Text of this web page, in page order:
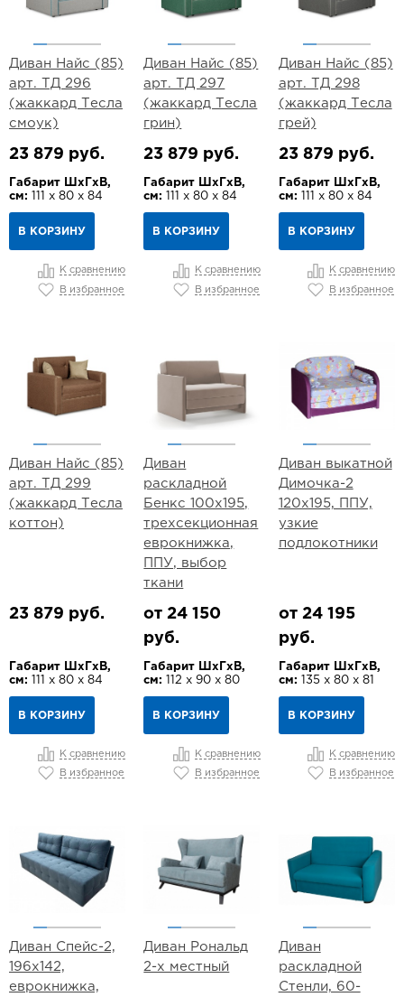
Диван Найс (85)
арт. ТД 296
(жаккард Тесла
смоук)
23 879 руб.
Габарит ШхГхВ,
см: 111 х 80 х 84
В КОРЗИНУ
К сравнению
В избранное
Диван Найс (85)
арт. ТД 297
(жаккард Тесла
грин)
23 879 руб.
Габарит ШхГхВ,
см:
111 х 80 х 84
В КОРЗИНУ
К сравнению
В избранное
Диван Найс (85)
арт. ТД 298
(жаккард Тесла
грей)
23 879 руб.
Габарит ШхГхВ,
см: 111 х 80 х 84
В КОРЗИНУ
К сравнению
В избранное
Диван Найс (85)
арт. ТД 299
(жаккард Тесла
коттон)
23 879 руб.
Габарит ШхГхВ,
см: 111 х 80 х 84
В КОРЗИНУ
К сравнению
В избранное
Диван
раскладной
Бенкс 100х195,
трехсекционная
еврокнижка,
ППУ, выбор
ткани
от 24 150
руб.
Габарит ШхГхВ,
см:
112 х 90 х 80
В КОРЗИНУ
К сравнению
В избранное
Диван выкатной
Димочка-2
120х195, ППУ,
узкие
подлокотники
от 24 195
руб.
Габарит ШхГхВ,
см: 135 х 80 х 81
В КОРЗИНУ
К сравнению
В избранное
Диван Спейс-2,
196х142,
еврокнижка,
Диван Рональд
2-х местный
Диван
раскладной
Стенли, 60-